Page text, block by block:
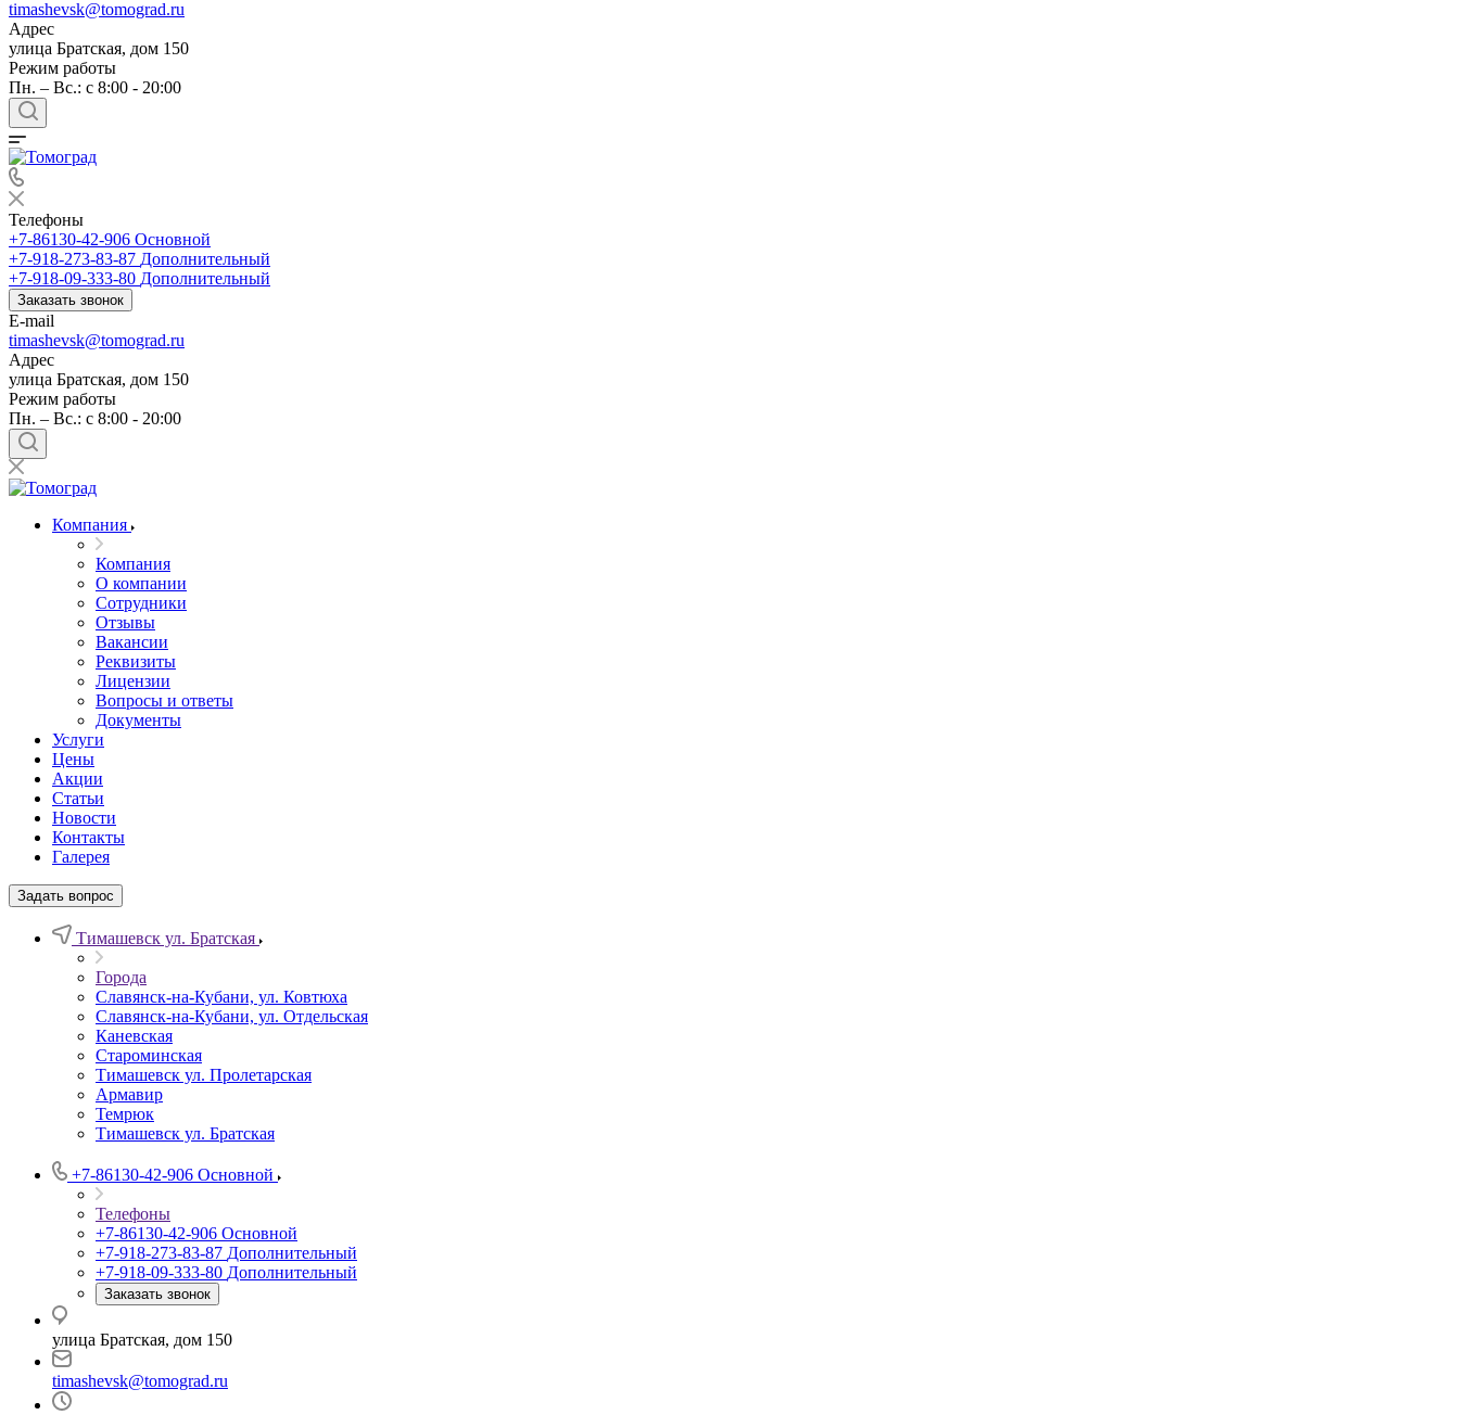
timashevsk@tomograd.ru
Адрес
улица Братская, дом 150
Режим работы
Пн. – Вс.: с 8:00 - 20:00
Телефоны
+7-86130-42-906 Основной
+7-918-273-83-87 Дополнительный
+7-918-09-333-80 Дополнительный
Заказать звонок
E-mail
timashevsk@tomograd.ru
Адрес
улица Братская, дом 150
Режим работы
Пн. – Вс.: с 8:00 - 20:00
Компания
Компания
О компании
Сотрудники
Отзывы
Вакансии
Реквизиты
Лицензии
Вопросы и ответы
Документы
Услуги
Цены
Акции
Статьи
Новости
Контакты
Галерея
Задать вопрос
Тимашевск ул. Братская
Города
Славянск-на-Кубани, ул. Ковтюха
Славянск-на-Кубани, ул. Отдельская
Каневская
Староминская
Тимашевск ул. Пролетарская
Армавир
Темрюк
Тимашевск ул. Братская
+7-86130-42-906 Основной
Телефоны
+7-86130-42-906 Основной
+7-918-273-83-87 Дополнительный
+7-918-09-333-80 Дополнительный
Заказать звонок
улица Братская, дом 150
timashevsk@tomograd.ru